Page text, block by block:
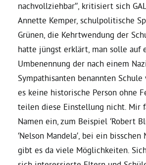
Grüne im
Ratsmitglieder 2025 – 2030
Ratsanträge
Fraktionsgeschäftsstelle
nachvollziehbar”, kritisiert sich
Annette Kemper, schulpolitische
Grünen, die Kehrtwendung der
hatte jüngst erklärt, man solle auf
Umbenennung der nach einem
Sympathisanten benannten
es keine historische Person ohne
teilen diese Einstellung nicht. Mir
Namen ein, zum Beispiel ‘Robert
‘Nelson Mandela’, bei ein bisschen
gibt es da viele Möglichkeiten.